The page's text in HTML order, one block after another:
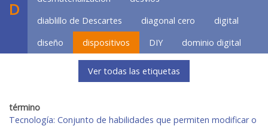
D
diablillo de Descartes
diagonal cero
digital
diseño
dispositivos DIY dominio digital
Ver todas las etiquetas
término
Tecnología: Conjunto de habilidades que permiten modificar o